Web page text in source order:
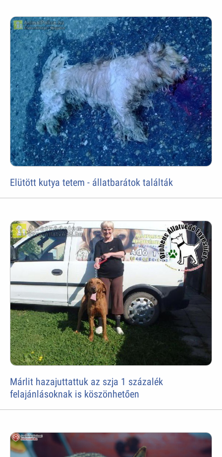
Elütött kutya tetem - állatbarátok találták
Márlit hazajuttattuk az szja 1 százalék
felajánlásoknak is köszönhetően